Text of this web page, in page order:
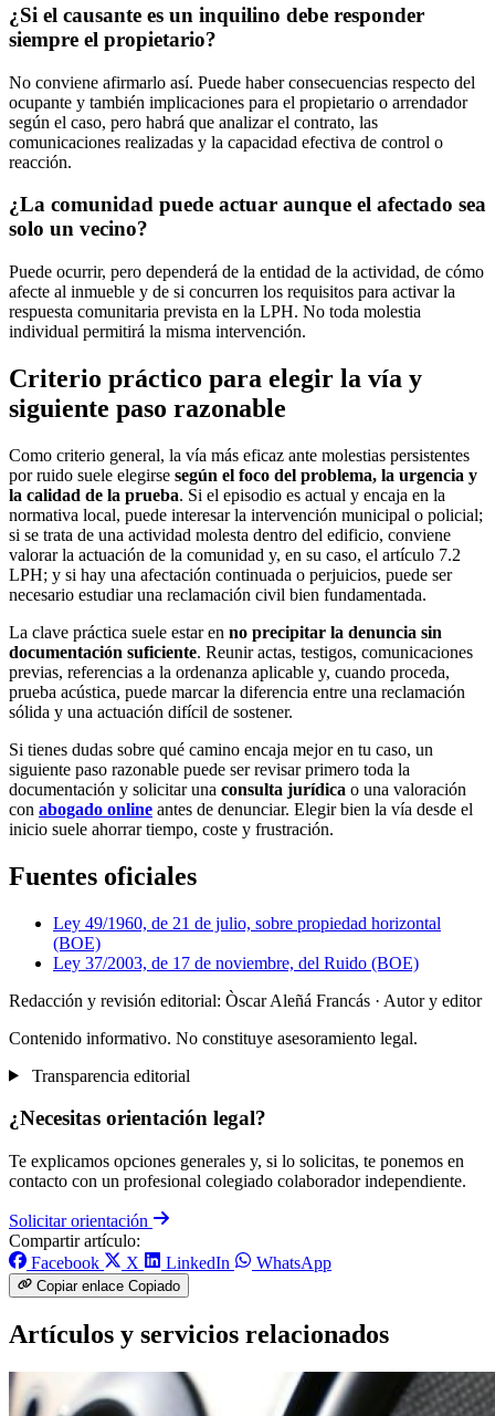
¿Si el causante es un inquilino debe responder
siempre el propietario?
No conviene afirmarlo así. Puede haber consecuencias respecto del
ocupante y también implicaciones para el propietario o arrendador
según el caso, pero habrá que analizar el contrato, las
comunicaciones realizadas y la capacidad efectiva de control o
reacción.
¿La comunidad puede actuar aunque el afectado sea
solo un vecino?
Puede ocurrir, pero dependerá de la entidad de la actividad, de cómo
afecte al inmueble y de si concurren los requisitos para activar la
respuesta comunitaria prevista en la LPH. No toda molestia
individual permitirá la misma intervención.
Criterio práctico para elegir la vía y
siguiente paso razonable
Como criterio general, la vía más eficaz ante molestias persistentes
por ruido suele elegirse según el foco del problema, la urgencia y
la calidad de la prueba. Si el episodio es actual y encaja en la
normativa local, puede interesar la intervención municipal o policial;
si se trata de una actividad molesta dentro del edificio, conviene
valorar la actuación de la comunidad y, en su caso, el artículo 7.2
LPH; y si hay una afectación continuada o perjuicios, puede ser
necesario estudiar una reclamación civil bien fundamentada.
La clave práctica suele estar en no precipitar la denuncia sin
documentación suficiente. Reunir actas, testigos, comunicaciones
previas, referencias a la ordenanza aplicable y, cuando proceda,
prueba acústica, puede marcar la diferencia entre una reclamación
sólida y una actuación difícil de sostener.
Si tienes dudas sobre qué camino encaja mejor en tu caso, un
siguiente paso razonable puede ser revisar primero toda la
documentación y solicitar una consulta jurídica o una valoración
con abogado online antes de denunciar. Elegir bien la vía desde el
inicio suele ahorrar tiempo, coste y frustración.
Fuentes oficiales
Ley 49/1960, de 21 de julio, sobre propiedad horizontal
(BOE)
Ley 37/2003, de 17 de noviembre, del Ruido (BOE)
Redacción y revisión editorial: Òscar Aleñá Francás · Autor y editor
Contenido informativo. No constituye asesoramiento legal.
Transparencia editorial
¿Necesitas orientación legal?
Te explicamos opciones generales y, si lo solicitas, te ponemos en
contacto con un profesional colegiado colaborador independiente.
Solicitar orientación
Compartir artículo:
Facebook
X LinkedIn WhatsApp
Copiar enlace Copiado
Artículos y servicios relacionados